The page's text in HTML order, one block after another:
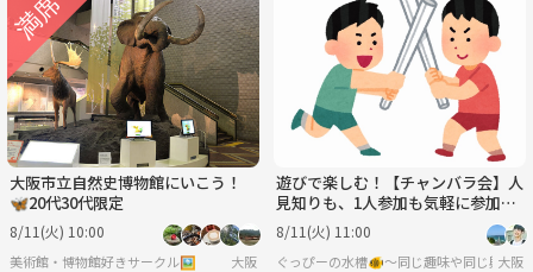
大阪市立自然史博物館にいこう！
🦋20代30代限定
8/11(火) 10:00
美術館・博物館好きサークル🖼️ 大阪
遊びで楽しむ！【チャンバラ会】人
見知りも、1人参加も気軽に参加し
てね♪
8/11(火) 11:00
ぐっぴーの水槽🐠〜同じ趣味や同じ興味で
大阪